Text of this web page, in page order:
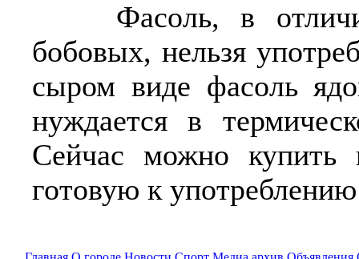
Фасоль, в
бобовых, нельзя
сыром виде фасоль
нуждается в
Сейчас можно купить
готовую к